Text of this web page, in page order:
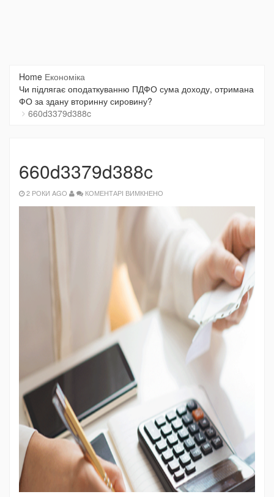
Home Економіка
Чи підлягає оподаткуванню ПДФО сума доходу, отримана
ФО за здану вторинну сировину?
660d3379d388c
660d3379d388c
2 РОКИ AGO КОМЕНТАРІ ВИМКНЕНО